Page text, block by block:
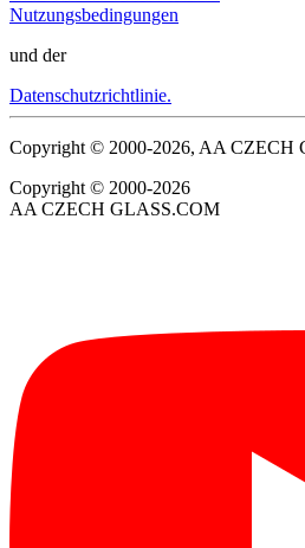
Nutzungsbedingungen
und der
Datenschutzrichtlinie.
Copyright © 2000-2026, AA CZECH
Copyright © 2000-2026
AA CZECH GLASS.COM